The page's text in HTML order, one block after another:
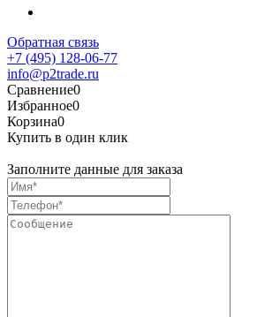
Обратная связь
+7 (495) 128-06-77
info@p2trade.ru
Сравнение0
Избранное0
Корзина0
Купить в один клик
Заполните данные для заказа